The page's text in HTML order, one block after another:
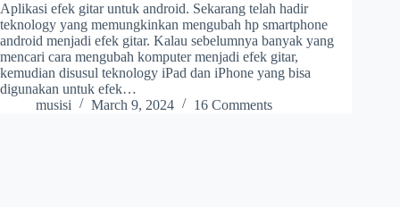
Aplikasi efek gitar untuk android. Sekarang telah hadir
teknology yang memungkinkan mengubah hp smartphone
android menjadi efek gitar. Kalau sebelumnya banyak yang
mencari cara mengubah komputer menjadi efek gitar,
kemudian disusul teknology iPad dan iPhone yang bisa
digunakan untuk efek…
musisi
March 9, 2024 16 Comments